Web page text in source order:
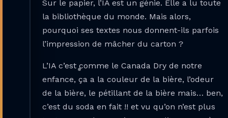
Sur le papier, l’IA est un génie. Elle a lu toute
la bibliothèque du monde. Mais alors,
pourquoi ses textes nous donnent-ils parfois
l’impression de mâcher du carton ?
L’IA c’est comme le Canada Dry de notre
enfance, ça a la couleur de la bière, l’odeur
de la bière, le pétillant de la bière mais… ben,
c’est du soda en fait !! et vu qu’on n’est plus